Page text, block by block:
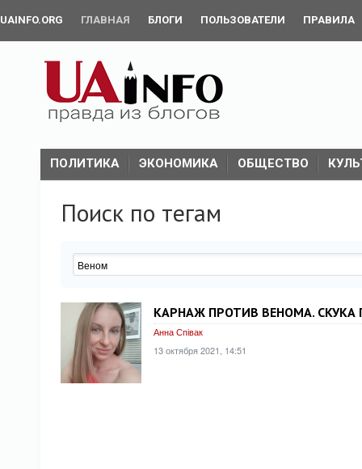
UAINFO.ORG ГЛАВНАЯ БЛОГИ ПОЛЬЗОВАТЕЛИ ПРАВИЛА
ПОЛИТИКА ЭКОНОМИКА ОБЩЕСТВО
Поиск по тегам
КАРНАЖ ПРОТИВ ВЕНОМА.
Анна Співак
13 октября 2021, 14:51